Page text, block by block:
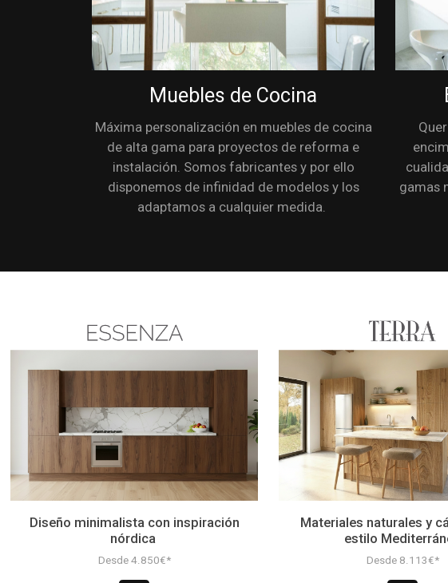
Muebles de Cocina
Máxima personalización en muebles de cocina
de alta gama para proyectos de reforma e
instalación. Somos fabricantes y por ello
disponemos de infinidad de modelos y los
adaptamos a cualquier medida.
gamas
Diseño minimalista con inspiración
nórdica
Desde 4.850€*
Materiales naturales y
estilo
Desde 8.113€*